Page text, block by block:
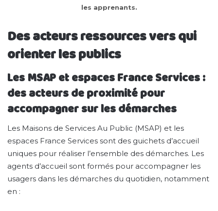
les apprenants.
Des acteurs ressources vers qui
orienter les publics
Les MSAP et espaces France Services :
des acteurs de proximité pour
accompagner sur les démarches
Les Maisons de Services Au Public (MSAP) et les
espaces France Services sont des guichets d’accueil
uniques pour réaliser l’ensemble des démarches. Les
agents d’accueil sont formés pour accompagner les
usagers dans les démarches du quotidien, notamment
en :